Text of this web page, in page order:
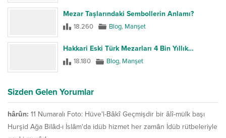
Mezar Taşlarındaki Sembollerin Anlamı?
18.260 Blog, Manşet
Hakkari Eski Türk Mezarları 4 Bin Yıllık…
18.180 Blog, Manşet
Sizden Gelen Yorumlar
hârûn: 11 Numaralı Foto: Hüve'l-Bâkî Geçmişdir bir âlî-mülk başı
Hurşid Ağa Bilâd-ı İslâm'da idüb hizmet her zamân İdüb rütbeleriyle